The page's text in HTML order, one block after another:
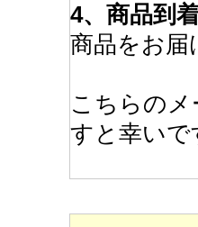
4、商品到
商品をお届
こちらの
すと幸いで